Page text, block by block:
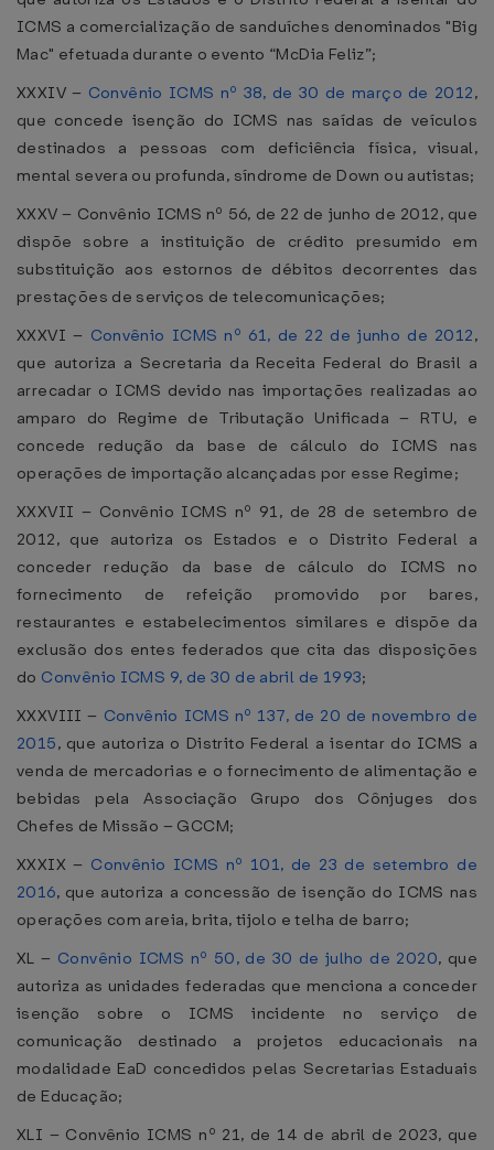
ICMS a comercialização de sanduíches denominados "Big
Mac" efetuada durante o evento “McDia Feliz”;
XXXIV – Convênio ICMS nº 38, de 30 de março de 2012,
que concede isenção do ICMS nas saídas de veículos
destinados a pessoas com deficiência física, visual,
mental severa ou profunda, síndrome de Down ou autistas;
XXXV – Convênio ICMS nº 56, de 22 de junho de 2012, que
dispõe sobre a instituição de crédito presumido em
substituição aos estornos de débitos decorrentes das
prestações de serviços de telecomunicações;
XXXVI – Convênio ICMS nº 61, de 22 de junho de 2012,
que autoriza a Secretaria da Receita Federal do Brasil a
arrecadar o ICMS devido nas importações realizadas ao
amparo do Regime de Tributação Unificada – RTU, e
concede redução da base de cálculo do ICMS nas
operações de importação alcançadas por esse Regime;
XXXVII – Convênio ICMS nº 91, de 28 de setembro de
2012, que autoriza os Estados e o Distrito Federal a
conceder redução da base de cálculo do ICMS no
fornecimento de refeição promovido por bares,
restaurantes e estabelecimentos similares e dispõe da
exclusão dos entes federados que cita das disposições
do Convênio ICMS 9, de 30 de abril de 1993;
XXXVIII – Convênio ICMS nº 137, de 20 de novembro de
2015, que autoriza o Distrito Federal a isentar do ICMS a
venda de mercadorias e o fornecimento de alimentação e
bebidas pela Associação Grupo dos Cônjuges dos
Chefes de Missão – GCCM;
XXXIX – Convênio ICMS nº 101, de 23 de setembro de
2016, que autoriza a concessão de isenção do ICMS nas
operações com areia, brita, tijolo e telha de barro;
XL – Convênio ICMS nº 50, de 30 de julho de 2020, que
autoriza as unidades federadas que menciona a conceder
isenção sobre o ICMS incidente no serviço de
comunicação destinado a projetos educacionais na
modalidade EaD concedidos pelas Secretarias Estaduais
de Educação;
XLI – Convênio ICMS nº 21, de 14 de abril de 2023, que